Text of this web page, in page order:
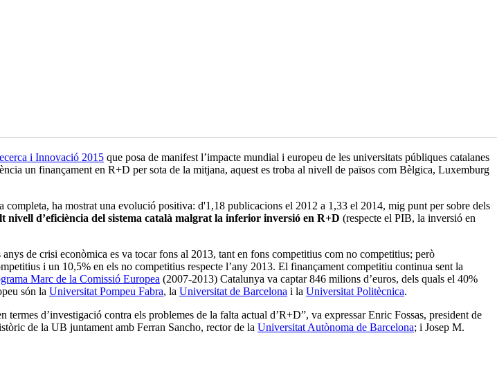
i Innovació 2015 que posa de manifest l’impacte mundial i europeu de les universitats públiques catalanes
un finançament en R+D per sota de la mitjana, aquest es troba al nivell de països com Bèlgica, Luxemburg
ha mostrat una evolució positiva: d'1,18 publicacions el 2012 a 1,33 el 2014, mig punt per sobre dels
nivell d’eficiència del sistema català malgrat la inferior inversió en R+D (respecte el PIB, la inversió en
de crisi econòmica es va tocar fons al 2013, tant en fons competitius com no competitius; però
i un 10,5% en els no competitius respecte l’any 2013. El finançament competitiu continua sent la
Marc de la Comissió Europea (2007-2013) Catalunya va captar 846 milions d’euros, dels quals el 40%
són la Universitat Pompeu Fabra, la Universitat de Barcelona i la Universitat Politècnica.
d’investigació contra els problemes de la falta actual d’R+D”, va expressar Enric Fossas, president de
de la UB juntament amb Ferran Sancho, rector de la Universitat Autònoma de Barcelona; i Josep M.